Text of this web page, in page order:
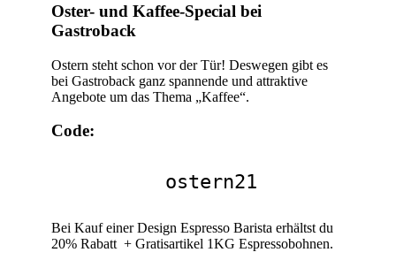
Oster- und Kaffee-Special bei
Gastroback
Ostern steht schon vor der Tür! Deswegen gibt es
bei Gastroback ganz spannende und attraktive
Angebote um das Thema „Kaffee“.
Code:
ostern21
Bei Kauf einer Design Espresso Barista erhältst du
20% Rabatt + Gratisartikel 1KG Espressobohnen.